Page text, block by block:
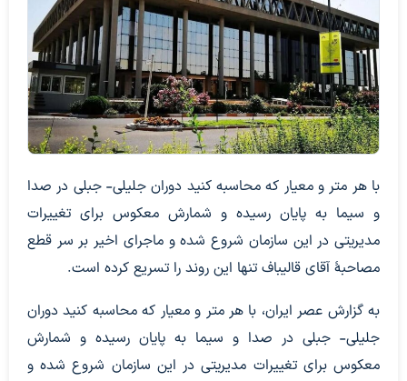
با هر متر و معیار که محاسبه کنید دوران جلیلی- جبلی در صدا
و سیما به پایان رسیده و شمارش معکوس برای تغییرات
مدیریتی در این سازمان شروع شده و ماجرای اخیر بر سر قطع
مصاحبۀ آقای قالیباف تنها این روند را تسریع کرده است.
به گزارش عصر ایران، با هر متر و معیار که محاسبه کنید دوران
جلیلی- جبلی در صدا و سیما به پایان رسیده و شمارش
معکوس برای تغییرات مدیریتی در این سازمان شروع شده و